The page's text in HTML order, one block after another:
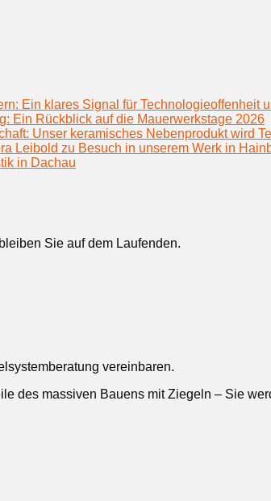
Ein klares Signal für Technologieoffenheit
Ein Rückblick auf die Mauerwerkstage 2026
Unser keramisches Nebenprodukt wird
Leibold zu Besuch in unserem Werk in
in Dachau
Sie auf dem Laufenden.
vereinbaren.
des massiven Bauens mit Ziegeln – Sie